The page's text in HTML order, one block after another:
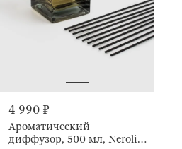
4 990 ₽
Ароматический
диффузор, 500 мл, Neroli